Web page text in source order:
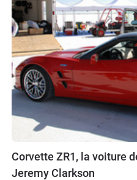
Corvette ZR1, la voiture
Jeremy Clarkson